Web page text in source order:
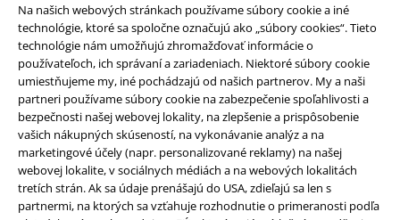
Na našich webových stránkach používame súbory cookie a iné
technológie, ktoré sa spoločne označujú ako „súbory cookies“. Tieto
technológie nám umožňujú zhromažďovať informácie o
používateľoch, ich správaní a zariadeniach. Niektoré súbory cookie
umiestňujeme my, iné pochádzajú od našich partnerov. My a naši
partneri používame súbory cookie na zabezpečenie spoľahlivosti a
bezpečnosti našej webovej lokality, na zlepšenie a prispôsobenie
vašich nákupných skúseností, na vykonávanie analýz a na
marketingové účely (napr. personalizované reklamy) na našej
webovej lokalite, v sociálnych médiách a na webových lokalitách
tretích strán. Ak sa údaje prenášajú do USA, zdieľajú sa len s
partnermi, na ktorých sa vzťahuje rozhodnutie o primeranosti podľa
Právne informácie
Podmienky